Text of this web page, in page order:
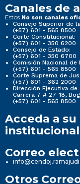
Canales de
Estos No son canales
Consejo Superior de
(+57) 601 - 565 8500
Corte Constitucional:
(+57) 601 - 350 6200
Consejo de Estado:
(+57) 601 - 350 6700
Comisión Nacional de
(+57) 601 - 565 8500
Corte Suprema de
(+57) 601 - 362 2000
Dirección Ejecutiva
Carrera 7 # 27-18,
(+57) 601 - 565 8500
Acceda a
institucional
Correo
Otros